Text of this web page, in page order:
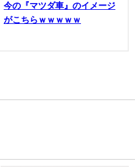
今の『マツダ車』のイメージ
がこちらｗｗｗｗｗ